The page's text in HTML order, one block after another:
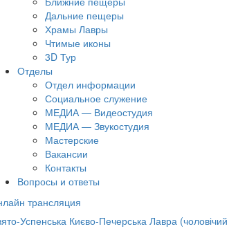
Дальние пещеры
Храмы Лавры
Чтимые иконы
3D Тур
Отделы
Отдел информации
Социальное служение
МЕДИА — Видеостудия
МЕДИА — Звукостудия
Мастерские
Вакансии
Контакты
Вопросы и ответы
трансляция
Успенська Києво-Печерська Лавра